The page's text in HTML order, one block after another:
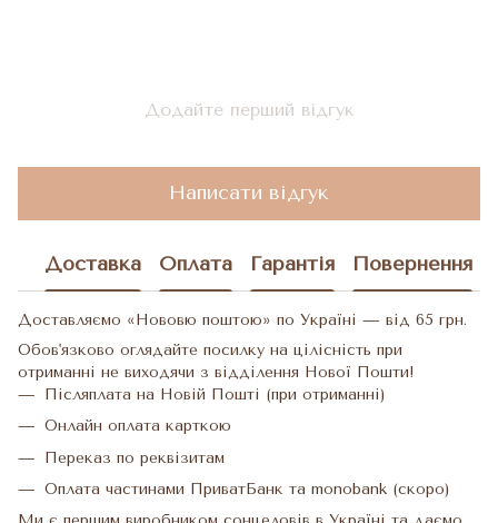
Додайте перший відгук
Написати відгук
Доставка Оплата Гарантія Повернення
Доставляємо «Нововю поштою» по Україні — від 65 грн.
Обов'язково оглядайте посилку на цілісність при
отриманні не виходячи з відділення Нової Пошти!
Післяплата на Новій Пошті (при отриманні)
Онлайн оплата карткою
Переказ по реквізитам
Оплата частинами ПриватБанк та monobank (скоро)